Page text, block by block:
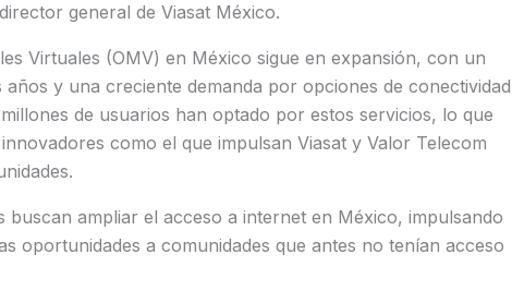
general de Viasat México.
Virtuales (OMV) en México sigue en expansión, con un
y una creciente demanda por opciones de conectividad
de usuarios han optado por estos servicios, lo que
como el que impulsan Viasat y Valor Telecom
buscan ampliar el acceso a internet en México, impulsando
oportunidades a comunidades que antes no tenían acceso